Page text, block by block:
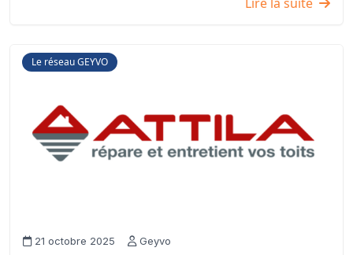
Le réseau GEYVO
21 octobre 2025 Geyvo